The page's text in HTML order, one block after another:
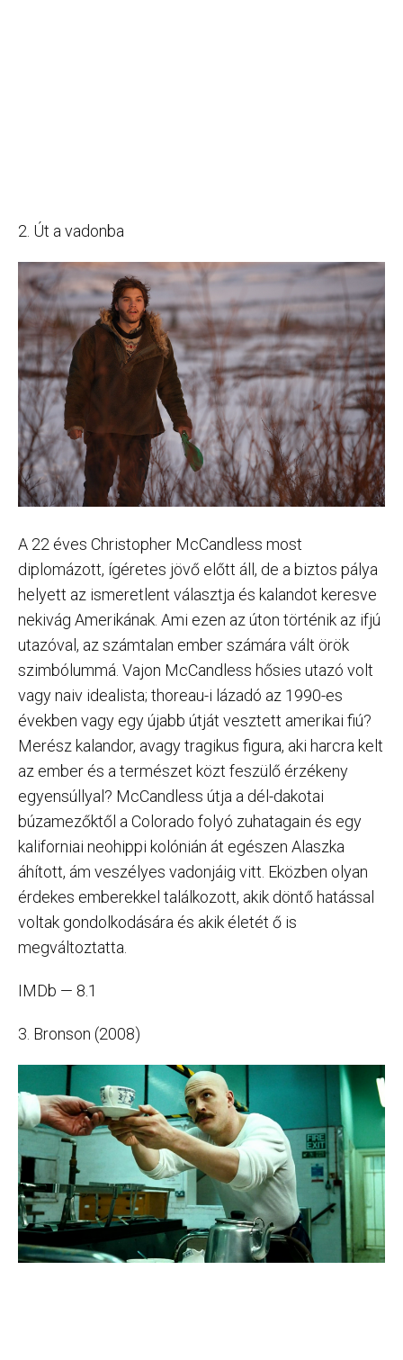
2. Út a vadonba
A 22 éves Christopher McCandless most
diplomázott, ígéretes jövő előtt áll, de a biztos pálya
helyett az ismeretlent választja és kalandot keresve
nekivág Amerikának. Ami ezen az úton történik az ifjú
utazóval, az számtalan ember számára vált örök
szimbólummá. Vajon McCandless hősies utazó volt
vagy naiv idealista; thoreau-i lázadó az 1990-es
években vagy egy újabb útját vesztett amerikai fiú?
Merész kalandor, avagy tragikus figura, aki harcra kelt
az ember és a természet közt feszülő érzékeny
egyensúllyal? McCandless útja a dél-dakotai
búzamezőktől a Colorado folyó zuhatagain és egy
kaliforniai neohippi kolónián át egészen Alaszka
áhított, ám veszélyes vadonjáig vitt. Eközben olyan
érdekes emberekkel találkozott, akik döntő hatással
voltak gondolkodására és akik életét ő is
megváltoztatta.
IMDb — 8.1
3. Bronson (2008)